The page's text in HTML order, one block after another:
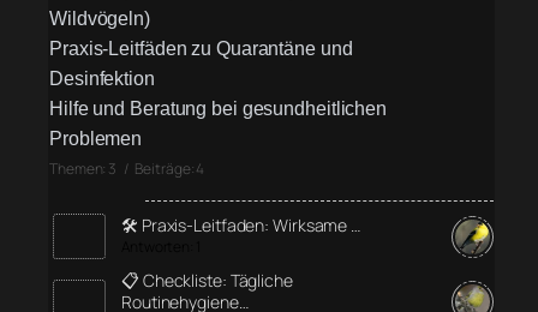
Wildvögeln)
Praxis-Leitfäden zu Quarantäne und
Desinfektion
Hilfe und Beratung bei gesundheitlichen
Problemen
Themen: 3 / Beiträge: 4
🛠️ Praxis-Leitfaden: Wirksame …
📋 Checkliste: Tägliche
Routinehygiene…